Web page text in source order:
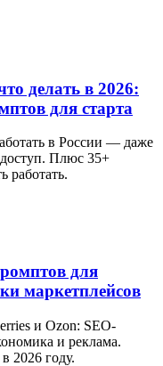
делать в 2026:
для старта
в России — даже
Плюс 35+
работать.
для
маркетплейсов
и Ozon: SEO-
и реклама.
2026 году.